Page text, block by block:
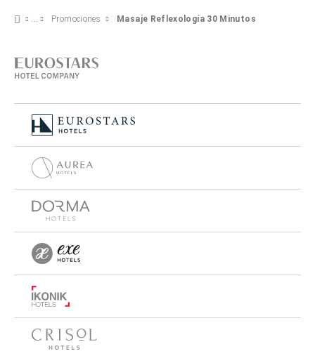
Promociones Masaje Reflexología 30 Minutos